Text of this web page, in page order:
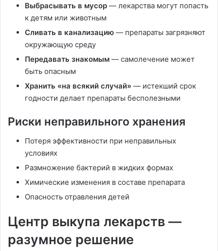
Выбрасывать в мусор — лекарства могут попасть
к детям или животным
Сливать в канализацию — препараты загрязняют
окружающую среду
Передавать знакомым — самолечение может
быть опасным
Хранить «на всякий случай» — истекший срок
годности делает препараты бесполезными
Риски неправильного хранения
Потеря эффективности при неправильных
условиях
Размножение бактерий в жидких формах
Химические изменения в составе препарата
Опасность отравления детей
Центр выкупа лекарств —
разумное решение